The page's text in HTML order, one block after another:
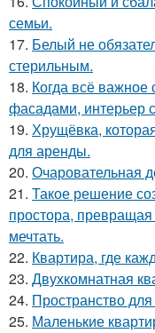
семьи.
17. Белый не
стерильным.
18. Когда всё важное
фасадами, интерьер
19. Хрущёвка,
для аренды.
20. Очаровательная
21. Такое решение
простора, превращая
мечтать.
22. Квартира, где
23. Двухкомнатная
24. Пространство
25. Маленькие